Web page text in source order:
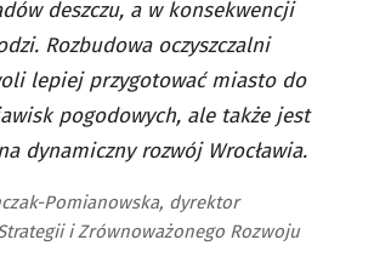
deszczu, a w konsekwencji
Rozbudowa oczyszczalni
lepiej przygotować miasto do
pogodowych, ale także jest
dynamiczny rozwój Wrocławia.
Pomianowska, dyrektor
i Zrównoważonego Rozwoju